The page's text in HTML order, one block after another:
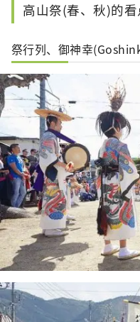
高山祭(春、秋)的看
祭行列、御神幸